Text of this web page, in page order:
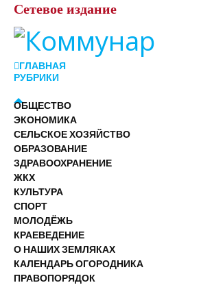
Сетевое издание
ГЛАВНАЯ
РУБРИКИ
ОБЩЕСТВО
ЭКОНОМИКА
СЕЛЬСКОЕ ХОЗЯЙСТВО
ОБРАЗОВАНИЕ
ЗДРАВООХРАНЕНИЕ
ЖКХ
КУЛЬТУРА
СПОРТ
МОЛОДЁЖЬ
КРАЕВЕДЕНИЕ
О НАШИХ ЗЕМЛЯКАХ
КАЛЕНДАРЬ ОГОРОДНИКА
ПРАВОПОРЯДОК